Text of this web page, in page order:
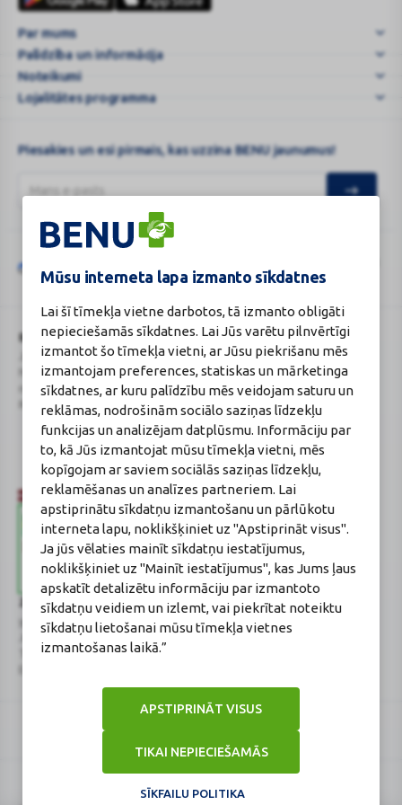
Mūsu interneta lapa izmanto sīkdatnes
Lai šī tīmekļa vietne darbotos, tā izmanto obligāti
nepieciešamās sīkdatnes. Lai Jūs varētu pilnvērtīgi
izmantot šo tīmekļa vietni, ar Jūsu piekrišanu mēs
izmantojam preferences, statiskas un mārketinga
sīkdatnes, ar kuru palīdzību mēs veidojam saturu un
reklāmas, nodrošinām sociālo saziņas līdzekļu
funkcijas un analizējam datplūsmu. Informāciju par
to, kā Jūs izmantojat mūsu tīmekļa vietni, mēs
kopīgojam ar saviem sociālās saziņas līdzekļu,
reklamēšanas un analīzes partneriem. Lai
apstiprinātu sīkdatņu izmantošanu un pārlūkotu
interneta lapu, noklikšķiniet uz "Apstiprināt visus".
Ja jūs vēlaties mainīt sīkdatņu iestatījumus,
noklikšķiniet uz "Mainīt iestatījumus", kas Jums ļaus
apskatīt detalizētu informāciju par izmantoto
sīkdatņu veidiem un izlemt, vai piekrītat noteiktu
sīkdatņu lietošanai mūsu tīmekļa vietnes
izmantošanas laikā.”
TIKAI NEPIECIEŠAMĀS
APSTIPRINĀT VISUS
SĪKFAILU POLITIKA
ml
|
BENU.LV
–
e-
Par mums
Palīdzība un informācija
Noteikumi
Lojalitātes programma
Piesakies un esi pirmais, kas uzzina BENU jaunumus!
Google
politikaun pakalpojumu sniegšanas noteikumi.
BENU Aptieka Latvija, SIA
Juridiskā adrese / Faktiskā adrese:
Noliktavu iela 5, Dreiliņi, Stopiņu
novads, LV-2130
Reģistrācijas Nr.: 40003252167
Licence
Licences numurs: A00010
E-aptiekas kontakti
Aptiekas vadītāja:
Sertificēta farmaceite: Jeļena
Gončarova
Reģistrācijas Nr.: F-0834
Sertifikāta Nr.: 215.2025
Zāļu valsts aģentūra
www.zva.gov.lv
Jersikas iela 15, Rīga
Tālr: 67 078 424
Veselības inspekcija
www.vi.gov.lv
Klijānu iela 7, Rīga